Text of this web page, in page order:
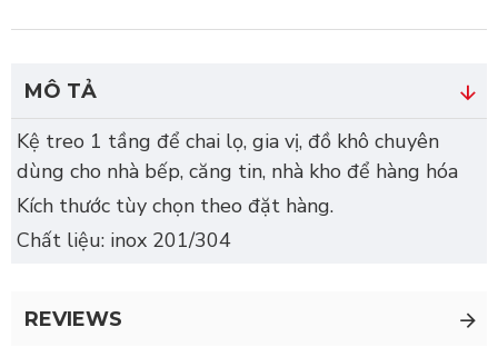
MÔ TẢ
Kệ treo 1 tầng để chai lọ, gia vị, đồ khô chuyên
dùng cho nhà bếp, căng tin, nhà kho để hàng hóa
Kích thước tùy chọn theo đặt hàng.
Chất liệu: inox 201/304
REVIEWS